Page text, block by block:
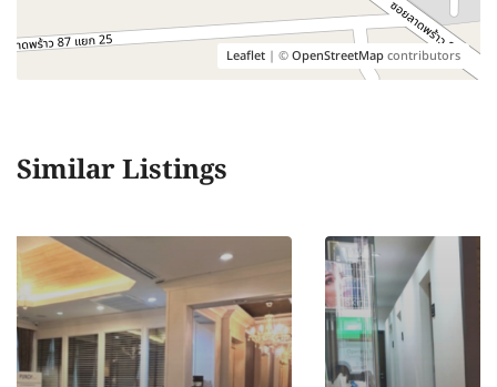
Leaflet | ©OpenStreetMapcontributors
Similar Listings